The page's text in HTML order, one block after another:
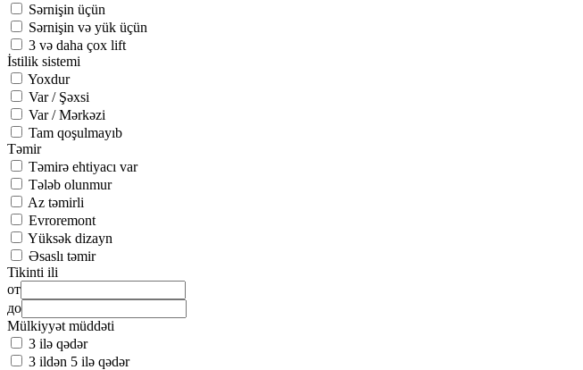
Sərnişin üçün
Sərnişin və yük üçün
3 və daha çox lift
İstilik sistemi
Yoxdur
Var / Şəxsi
Var / Mərkəzi
Tam qoşulmayıb
Təmir
Təmirə ehtiyacı var
Tələb olunmur
Az təmirli
Evroremont
Yüksək dizayn
Əsaslı təmir
Tikinti ili
от
до
Mülkiyyət müddəti
3 ilə qədər
3 ildən 5 ilə qədər